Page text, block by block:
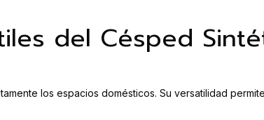
del Césped
los espacios domésticos. Su versatilidad